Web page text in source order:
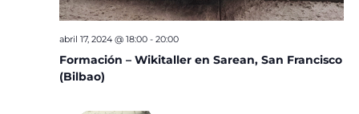
Formación – Wikitaller en Sarean, San Francisco
(Bilbao)
abril 17, 2024 @ 18:00- 20:00